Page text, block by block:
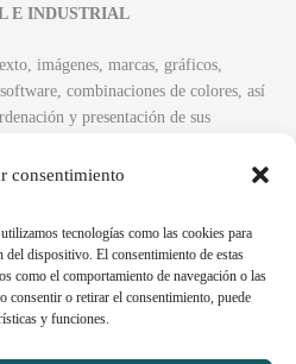
consentimiento
tecnologías como las cookies para
del dispositivo. El consentimiento de estas
como el comportamiento de navegación o las
consentir o retirar el consentimiento, puede
y funciones.
E INDUSTRIAL
imágenes, marcas, gráficos,
combinaciones de colores, así
y presentación de sus
quedando prohibida su reproducción,
y transformación, salvo para uso
Simón Martínez no garantiza
o libres de error o que el libre uso de
no infrinja los derechos de terceras